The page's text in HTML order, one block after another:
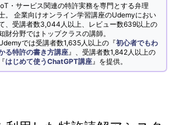
・サービス関連の特許実務を専門とする弁理
。 企業向けオンライン学習講座のUdemyにおい
、受講者数3,044人以上、レビュー数639以上の
財分野ではトップクラスの講師。
では受講者数1,635人以上の『初心者でもわ
る特許の書き方講座 』、受講者数1,842人以上の
『はじめて使うChatGPT講座 』を提供。